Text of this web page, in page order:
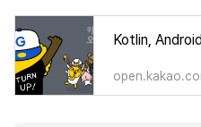
Kotlin,